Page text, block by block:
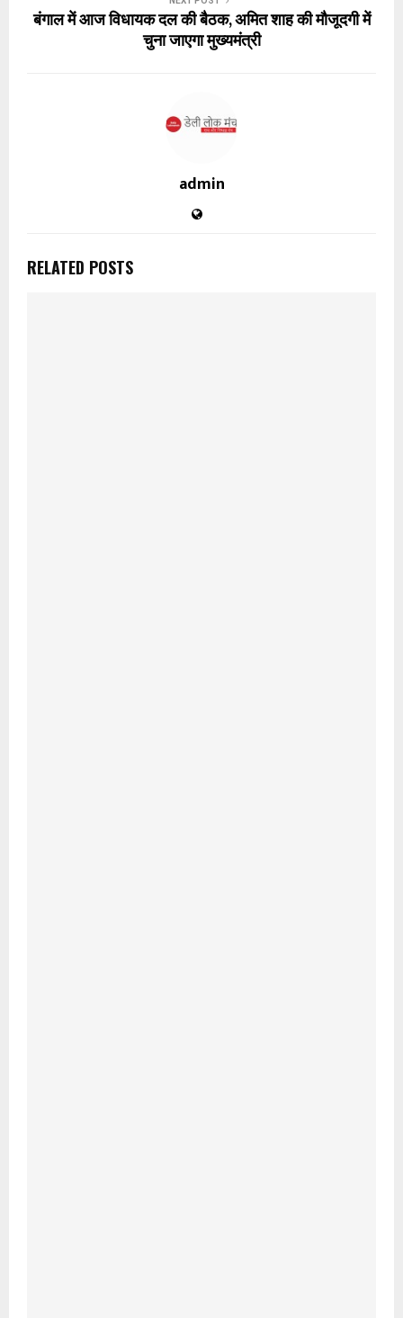
बंगाल में आज विधायक दल की बैठक, अमित शाह की मौजूदगी में
चुना जाएगा मुख्यमंत्री
admin
RELATED POSTS